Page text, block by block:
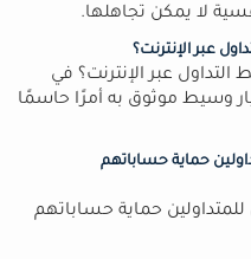
لا يمكن تجاهلها.
عبر الإنترنت؟
عبر الإنترنت؟ في
وسيط موثوق به أمرًا حاسمًا
حماية حساباتهم
حماية حساباتهم